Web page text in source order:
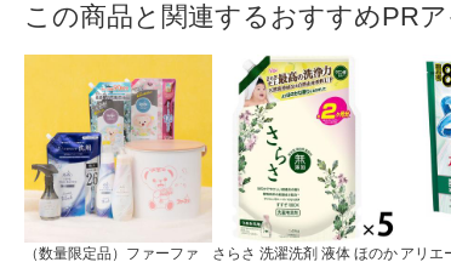
この商品と関連するおすすめPR
（数量限定品）ファーファ
さらさ 洗濯洗剤 液体 ほのか アリエ